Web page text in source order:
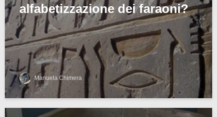
alfabetizzazione dei faraoni?
Manuela Chimera